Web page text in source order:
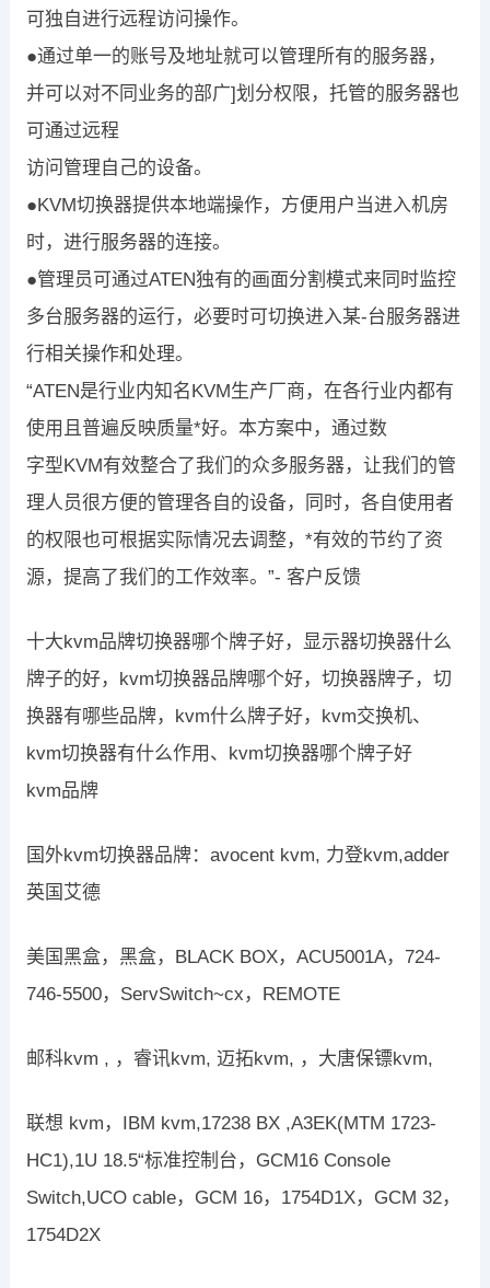
可独自进行远程访问操作。
●通过单一的账号及地址就可以管理所有的服务器，
并可以对不同业务的部广]划分权限，托管的服务器也
可通过远程
访问管理自己的设备。
●KVM切换器提供本地端操作，方便用户当进入机房
时，进行服务器的连接。
●管理员可通过ATEN独有的画面分割模式来同时监控
多台服务器的运行，必要时可切换进入某-台服务器进
行相关操作和处理。
“ATEN是行业内知名KVM生产厂商，在各行业内都有
使用且普遍反映质量*好。本方案中，通过数
字型KVM有效整合了我们的众多服务器，让我们的管
理人员很方便的管理各自的设备，同时，各自使用者
的权限也可根据实际情况去调整，*有效的节约了资
源，提高了我们的工作效率。”- 客户反馈
十大kvm品牌切换器哪个牌子好，显示器切换器什么
牌子的好，kvm切换器品牌哪个好，切换器牌子，切
换器有哪些品牌，kvm什么牌子好，kvm交换机、
kvm切换器有什么作用、kvm切换器哪个牌子好
kvm品牌
国外kvm切换器品牌：avocent kvm, 力登kvm,adder
英国艾德
美国黑盒，黑盒，BLACK BOX，ACU5001A，724-
746-5500，ServSwitch~cx，REMOTE
邮科kvm , ，睿讯kvm, 迈拓kvm, ，大唐保镖kvm,
联想 kvm，IBM kvm,17238 BX ,A3EK(MTM 1723-
HC1),1U 18.5“标准控制台，GCM16 Console
Switch,UCO cable，GCM 16，1754D1X，GCM 32，
1754D2X